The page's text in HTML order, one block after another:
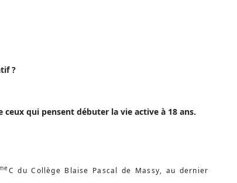
?
qui pensent débuter la vie active à 18 ans.
C du Collège Blaise Pascal de Massy, au dernier